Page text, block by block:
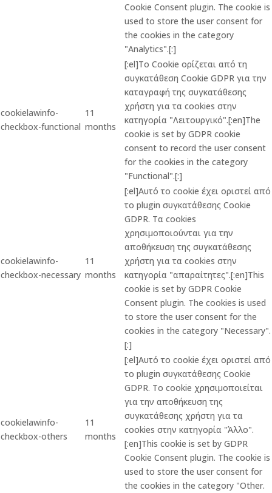
Cookie Consent plugin. The cookie is
used to store the user consent for
the cookies in the category
"Analytics".[:]
cookielawinfo-
checkbox-functional
11
months
[:el]Το Cookie ορίζεται από τη
συγκατάθεση Cookie GDPR για την
καταγραφή της συγκατάθεσης
χρήστη για τα cookies στην
κατηγορία "Λειτουργικό".[:en]The
cookie is set by GDPR cookie
consent to record the user consent
for the cookies in the category
"Functional".[:]
cookielawinfo-
checkbox-necessary
11
months
[:el]Αυτό το cookie έχει οριστεί από
το plugin συγκατάθεσης Cookie
GDPR. Τα cookies
χρησιμοποιούνται για την
αποθήκευση της συγκατάθεσης
χρήστη για τα cookies στην
κατηγορία "απαραίτητες".[:en]This
cookie is set by GDPR Cookie
Consent plugin. The cookies is used
to store the user consent for the
cookies in the category "Necessary".
[:]
cookielawinfo-
checkbox-others
11
months
[:el]Αυτό το cookie έχει οριστεί από
το plugin συγκατάθεσης Cookie
GDPR. Το cookie χρησιμοποιείται
για την αποθήκευση της
συγκατάθεσης χρήστη για τα
cookies στην κατηγορία "Άλλο".
[:en]This cookie is set by GDPR
Cookie Consent plugin. The cookie is
used to store the user consent for
the cookies in the category "Other.